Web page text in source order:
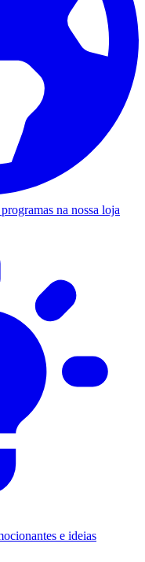
na nossa loja
e ideias